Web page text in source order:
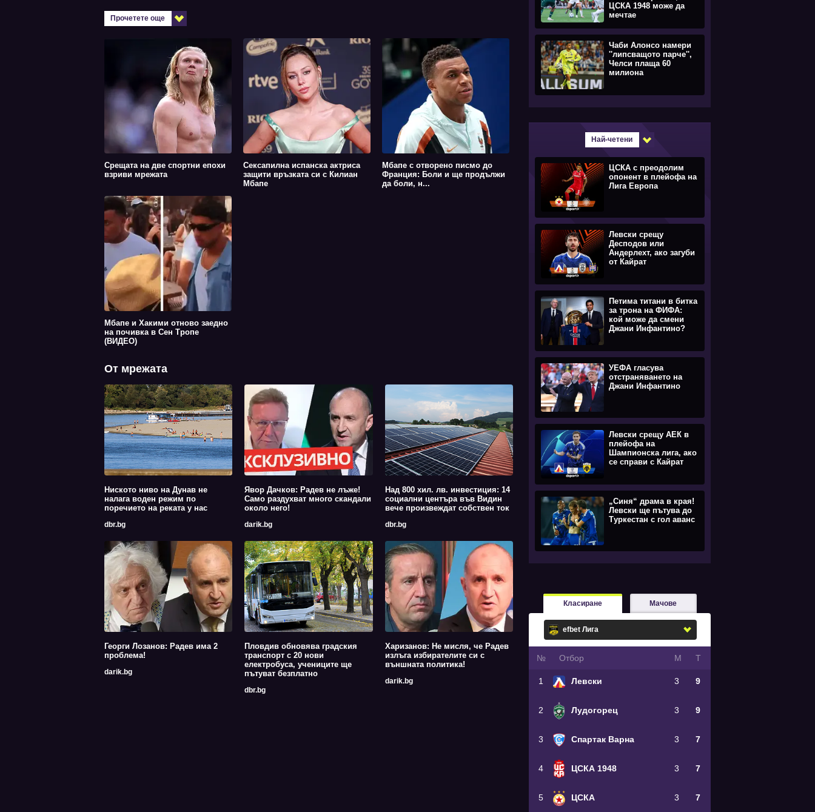
Прочетете още
Срещата на две спортни епохи
взриви мрежата
Сексапилна испанска актриса
защити връзката си с Килиан
Мбапе
Мбапе с отворено писмо до
Франция: Боли и ще продължи
да боли, н...
Мбапе и Хакими отново заедно
на почивка в Сен Тропе
(ВИДЕО)
От мрежата
Ниското ниво на Дунав не
налага воден режим по
поречието на реката у нас
dbr.bg
Явор Дачков: Радев не лъже!
Само раздухват много скандали
около него!
darik.bg
Над 800 хил. лв. инвестиция: 14
социални центъра във Видин
вече произвеждат собствен ток
dbr.bg
Георги Лозанов: Радев има 2
проблема!
darik.bg
Пловдив обновява градския
транспорт с 20 нови
електробуса, учениците ще
пътуват безплатно
dbr.bg
Харизанов: Не мисля, че Радев
излъга избирателите си с
външната политика!
darik.bg
ЦСКА 1948 може да
мечтае
Чаби Алонсо намери
''липсващото парче'',
Челси плаща 60
милиона
Най-четени
ЦСКА с преодолим
опонент в плейофа на
Лига Европа
Левски срещу
Десподов или
Андерлехт, ако загуби
от Кайрат
Петима титани в битка
за трона на ФИФА:
кой може да смени
Джани Инфантино?
УЕФА гласува
отстраняването на
Джани Инфантино
Левски срещу АЕК в
плейофа на
Шампионска лига, ако
се справи с Кайрат
„Синя“ драма в края!
Левски ще пътува до
Туркестан с гол аванс
Класиране Мачове
№ Oтбор М Т
1 Левски 3 9
2 Лудогорец 3 9
3 Спартак Варна 3 7
4 ЦСКА 1948 3 7
5 ЦСКА 3 7